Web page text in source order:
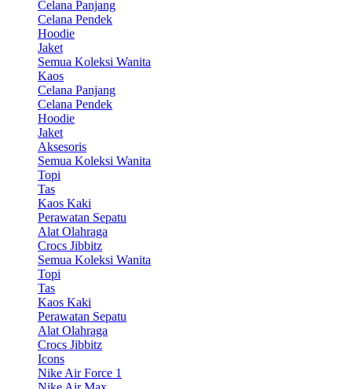
Celana Panjang
Celana Pendek
Hoodie
Jaket
Semua Koleksi Wanita
Kaos
Celana Panjang
Celana Pendek
Hoodie
Jaket
Aksesoris
Semua Koleksi Wanita
Topi
Tas
Kaos Kaki
Perawatan Sepatu
Alat Olahraga
Crocs Jibbitz
Semua Koleksi Wanita
Topi
Tas
Kaos Kaki
Perawatan Sepatu
Alat Olahraga
Crocs Jibbitz
Icons
Nike Air Force 1